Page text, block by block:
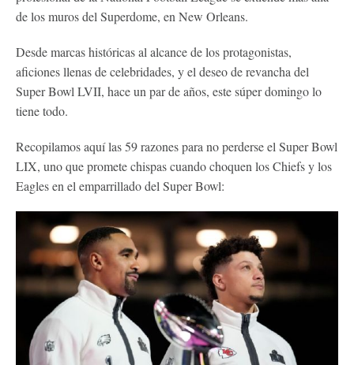
de los muros del Superdome, en New Orleans.
Desde marcas históricas al alcance de los protagonistas,
aficiones llenas de celebridades, y el deseo de revancha del
Super Bowl LVII, hace un par de años, este súper domingo lo
tiene todo.
Recopilamos aquí las 59 razones para no perderse el Super Bowl
LIX, uno que promete chispas cuando choquen los Chiefs y los
Eagles en el emparrillado del Super Bowl: